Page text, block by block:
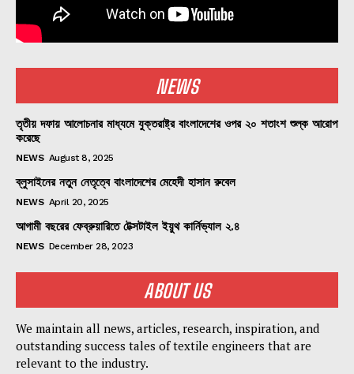
NEWS
তৃতীয় দফায় আলোচনার মাধ্যমে যুক্তরাষ্ট্র বাংলাদেশের ওপর ২০ শতাংশ শুল্ক আরোপ
করেছে
NEWS August 8, 2025
ব্লুসাইনের নতুন নেতৃত্বে বাংলাদেশের মেহেদী হাসান রুবেল
NEWS April 20, 2025
আগামী বছরের ফেব্রুয়ারিতে টেক্সটাইল ইয়ুথ কার্নিভ্যাল ২.৪
NEWS December 28, 2023
ABOUT US
We maintain all news, articles, research, inspiration, and
outstanding success tales of textile engineers that are
relevant to the industry.